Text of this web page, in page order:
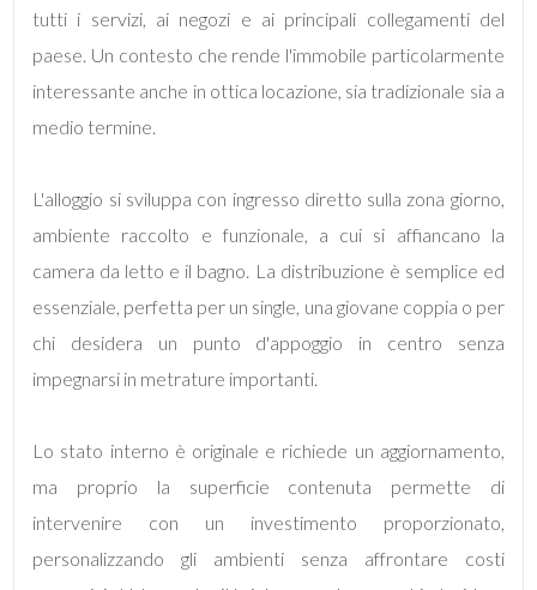
tutti i servizi, ai negozi e ai principali collegamenti del
paese. Un contesto che rende l'immobile particolarmente
interessante anche in ottica locazione, sia tradizionale sia a
medio termine.
L'alloggio si sviluppa con ingresso diretto sulla zona giorno,
ambiente raccolto e funzionale, a cui si affiancano la
camera da letto e il bagno. La distribuzione è semplice ed
essenziale, perfetta per un single, una giovane coppia o per
chi desidera un punto d'appoggio in centro senza
impegnarsi in metrature importanti.
Lo stato interno è originale e richiede un aggiornamento,
ma proprio la superficie contenuta permette di
intervenire con un investimento proporzionato,
personalizzando gli ambienti senza affrontare costi
Locali
minimi
1
2